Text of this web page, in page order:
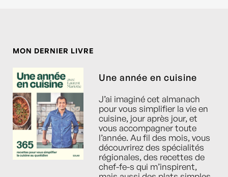
MON DERNIER LIVRE
Une année en cuisine
J’ai imaginé cet almanach
pour vous simplifier la vie en
cuisine, jour après jour, et
vous accompagner toute
l’année. Au fil des mois, vous
découvrirez des spécialités
régionales, des recettes de
chef-fe-s qui m’inspirent,